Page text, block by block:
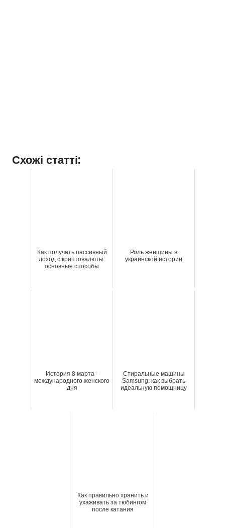
Схожі статті:
Как получать пассивный
доход с криптовалюты:
основные способы
Роль женщины в
украинской истории
История 8 марта -
международного женского
дня
Стиральные машины
Samsung: как выбрать
идеальную помощницу
Как правильно хранить и
ухаживать за тюбингом
после катания